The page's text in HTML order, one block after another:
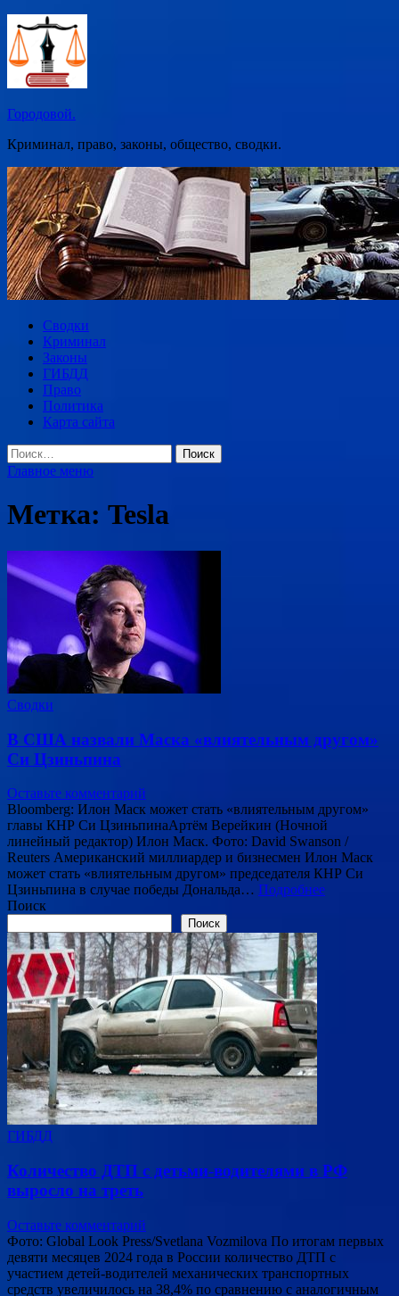
Перейти
содержимому
Городовой.
Криминал, право, законы, общество, сводки.
Сводки
Криминал
Законы
ГИБДД
Право
Политика
Карта сайта
Найти:
Главное меню
Метка: Tesla
Сводки
В США назвали Маска «влиятельным другом»
Си Цзиньпина
Оставьте комментарий
Bloomberg: Илон Маск может стать «влиятельным другом»
главы КНР Си ЦзиньпинаАртём Верейкин (Ночной
линейный редактор) Илон Маск. Фото: David Swanson /
Reuters Американский миллиардер и бизнесмен Илон Маск
может стать «влиятельным другом» председателя КНР Си
Цзиньпина в случае победы Дональда… Подробнее
Поиск
Поиск
ГИБДД
Количество ДТП с детьми-водителями в РФ
выросло на треть
Оставьте комментарий
Фото: Global Look Press/Svetlana Vozmilova По итогам первых
девяти месяцев 2024 года в России количество ДТП с
участием детей-водителей механических транспортных
средств увеличилось на 38,4% по сравнению с аналогичным